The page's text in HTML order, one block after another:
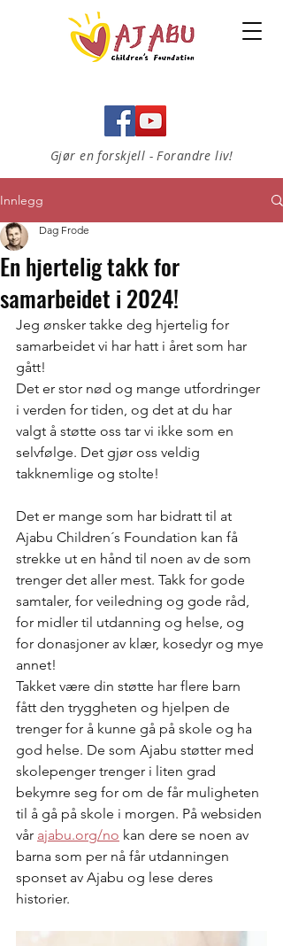
Gjør en forskjell - Forandre liv!
Innlegg
En hjertelig takk for
samarbeidet i 2024!
Dag Frode
Jeg ønsker takke deg hjertelig for
samarbeidet vi har hatt i året som har
gått!
Det er stor nød og mange utfordringer
i verden for tiden, og det at du har
valgt å støtte oss tar vi ikke som en
selvfølge. Det gjør oss veldig
takknemlige og stolte!
Det er mange som har bidratt til at
Ajabu Children´s Foundation kan få
strekke ut en hånd til noen av de som
trenger det aller mest. Takk for gode
samtaler, for veiledning og gode råd,
for midler til utdanning og helse, og
for donasjoner av klær, kosedyr og mye
annet!
Takket være din støtte har flere barn
fått den tryggheten og hjelpen de
trenger for å kunne gå på skole og ha
god helse. De som Ajabu støtter med
skolepenger trenger i liten grad
bekymre seg for om de får muligheten
til å gå på skole i morgen. På websiden
vår ajabu.org/no kan dere se noen av
barna som per nå får utdanningen
sponset av Ajabu og lese deres
historier.